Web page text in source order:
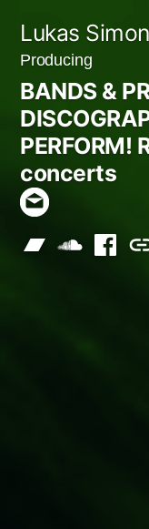
content
Lukas
Producing
BANDS &
PERFORM!
concerts